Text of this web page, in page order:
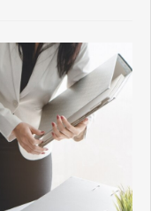
用法から、利便
ットの特長を紹介